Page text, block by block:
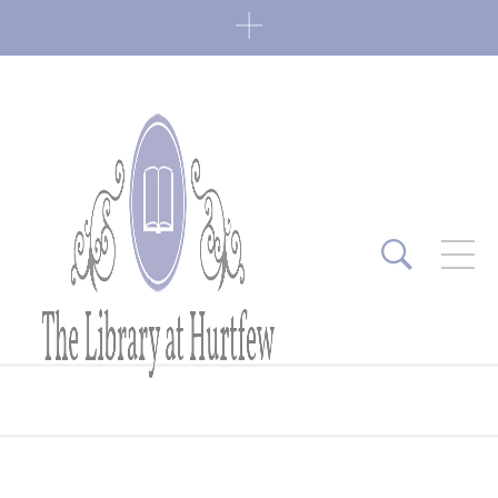
Fin de série 2022
7 janvier 2022 0 Comments
Lectures 2022
6 janvier 2022 0 Comments
Lectures 2021